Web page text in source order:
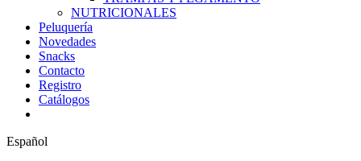
NUTRICIONALES
Peluquería
Novedades
Snacks
Contacto
Registro
Catálogos
Español